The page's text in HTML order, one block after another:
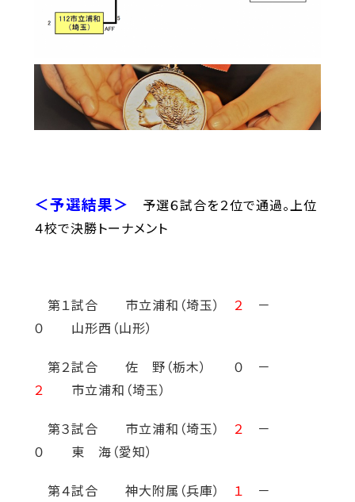
＜予選結果＞
予選６試合を２位で通過。上位
４校で決勝トーナメント
第１試合 市立浦和（埼玉） ２
－
０ 山形西（山形）
第２試合 佐 野（栃木） ０ －
２
市立浦和（埼玉）
第３試合 市立浦和（埼玉） ２
－
０ 東 海（愛知）
第４試合 神大附属（兵庫） １
－